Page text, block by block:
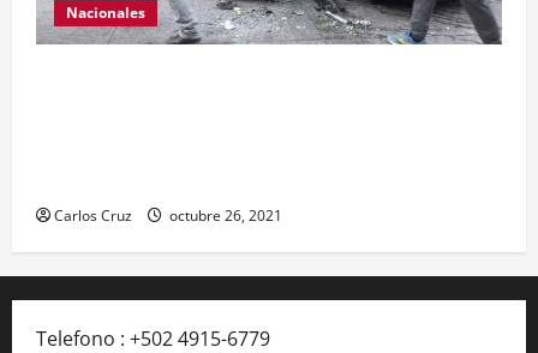
Nacionales
Carlos Cruz octubre 26, 2021
Telefono : +502 4915-6779